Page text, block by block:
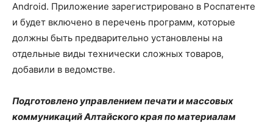
Android. Приложение зарегистрировано в Роспатенте
и будет включено в перечень программ, которые
должны быть предварительно установлены на
отдельные виды технически сложных товаров,
добавили в ведомстве.
Подготовлено управлением печати и массовых
коммуникаций Алтайского края по материалам